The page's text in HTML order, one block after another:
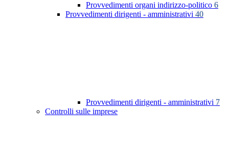
Provvedimenti organi indirizzo-politico 6
Provvedimenti dirigenti - amministrativi 40
Provvedimenti dirigenti - amministrativi 7
Controlli sulle imprese